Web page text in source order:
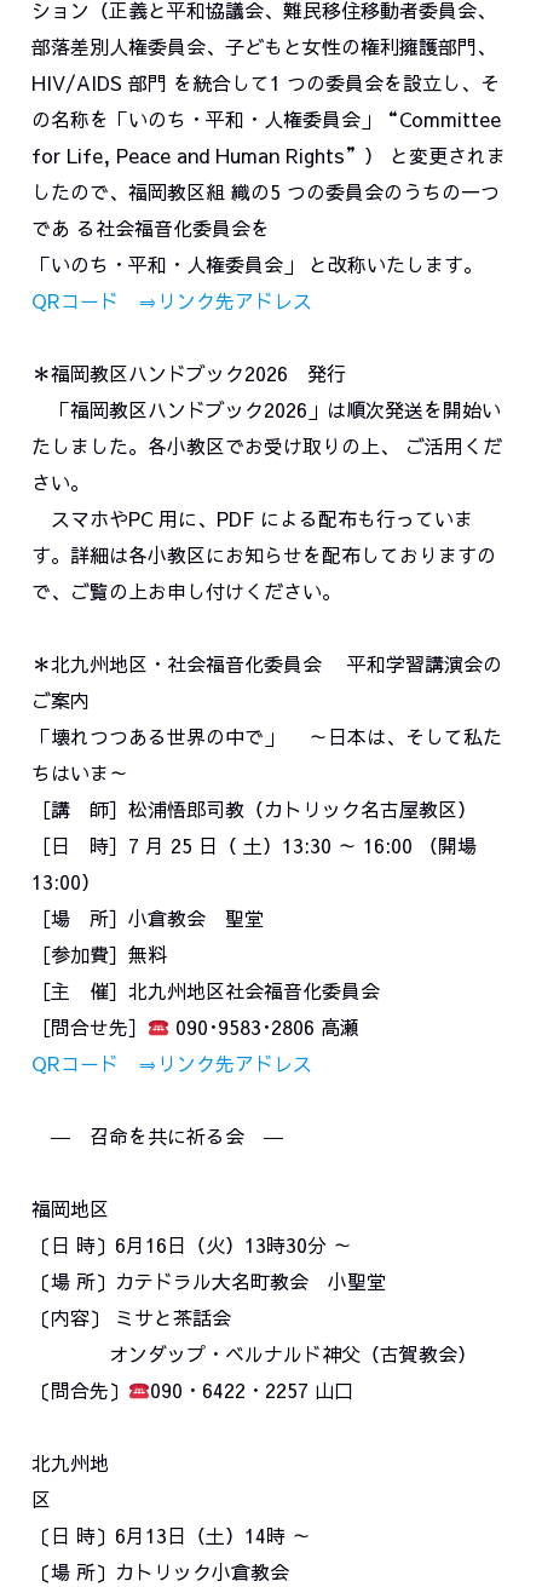
ション（正義と平和協議会、難民移住移動者委員会、
部落差別人権委員会、子どもと女性の権利擁護部門、
HIV/AIDS 部門 を統合して1 つの委員会を設立し、そ
の名称を「いのち・平和・人権委員会」“Committee
for Life, Peace and Human Rights”） と変更されま
したので、福岡教区組 織の5 つの委員会のうちの一つ
であ る社会福音化委員会を
「いのち・平和・人権委員会」 と改称いたします。
QRコード ⇒リンク先アドレス
＊福岡教区ハンドブック2026 発行
「福岡教区ハンドブック2026」は順次発送を開始い
たしました。各小教区でお受け取りの上、 ご活用くだ
さい。
スマホやPC 用に、PDF による配布も行っていま
す。詳細は各小教区にお知らせを配布しておりますの
で、ご覧の上お申し付けください。
＊北九州地区・社会福音化委員会 平和学習講演会の
ご案内
「壊れつつある世界の中で」 ～日本は、そして私た
ちはいま～
［講 師］松浦悟郎司教（カトリック名古屋教区）
［日 時］7 月 25 日（ 土）13:30 ～ 16:00 （開場
13:00）
［場 所］小倉教会 聖堂
［参加費］無料
［主 催］北九州地区社会福音化委員会
［問合せ先］
090･9583･2806 高瀬
QRコード ⇒リンク先アドレス
― 召命を共に祈る会 ―
福岡地区
〔日 時〕6月16日（火）13時30分 ～
〔場 所〕カテドラル大名町教会 小聖堂
〔内容〕 ミサと茶話会
オンダップ・ベルナルド神父（古賀教会）
〔問合先〕
090・6422・2257 山口
北九州地
〔日 時〕6月13日（土）14時 ～
〔場 所〕カトリック小倉教会